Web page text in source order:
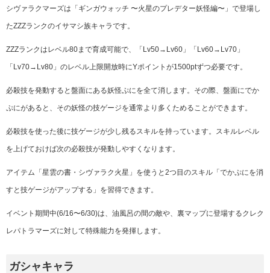
シヴァラクマーズは「ギンガウォッチ 〜火星のプレデター妖怪編〜 」で登場し
たZZZランクのイサマシ族キャラです。
ZZZランクはレベル80まで育成可能で、「Lv50→Lv60」「Lv60→Lv70」
「Lv70→Lv80」のレベル上限開放時にYポイントが1500ptずつ必要です。
必殺技を発動すると盤面にある妖怪ぷにを全て消します。その際、盤面にでか
ぷにがあると、その妖怪の技ゲージを通常より多くためることができます。
必殺技を使った後に技ゲージが少し残るスキルを持っています。スキルレベル
を上げておけば次の必殺技が発動しやすくなります。
アイテム「星雲の書・シヴァラク火星」を使うと2つ目のスキル「でかぷにを消
すと技ゲージがアップする 」を習得できます。
イベント期間中(6/16〜6/30)は、油風呂の間の敵や、 裏マップに登場するクレク
レパトラマーズに対して特殊能力を発揮します。
ガシャキャラ